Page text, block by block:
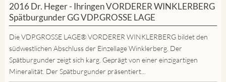
2016 Dr. Heger - Ihringen VORDERER WINKLERBERG
Spätburgunder GG VDP.GROSSE LAGE
Die VDP.GROSSE LAGE® VORDERER WINKLERBERG bildet den
südwestlichen Abschluss der Einzellage Winklerberg. Der
Spätburgunder zeigt sich karg. Geprägt von einer einzigartigen
Mineralität. Der Spätburgunder präsentiert...